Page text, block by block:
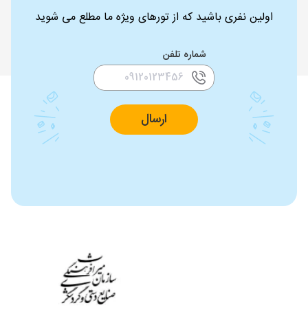
اولین نفری باشید که از تورهای ویژه ما مطلع می شوید
شماره تلفن
ارسال